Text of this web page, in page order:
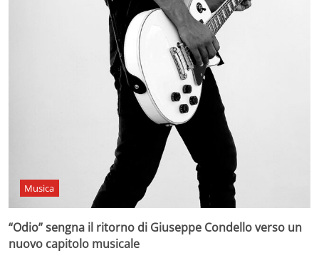
Musica
“Odio” sengna il ritorno di Giuseppe Condello verso un
nuovo capitolo musicale